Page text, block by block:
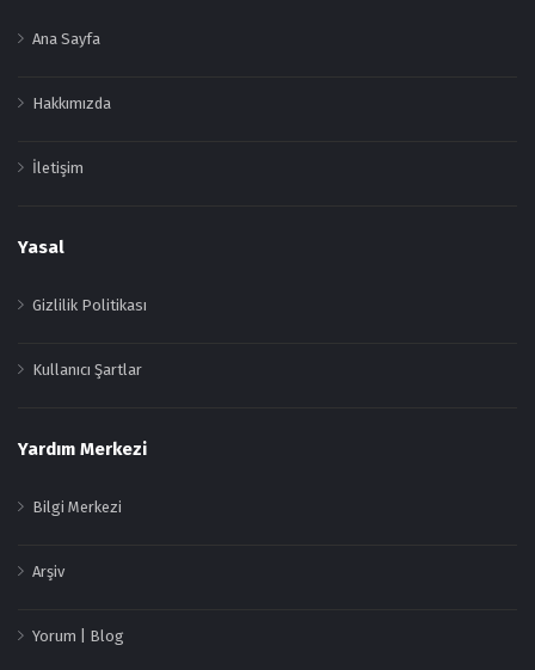
Ana Sayfa
Hakkımızda
İletişim
Yasal
Gizlilik Politikası
Kullanıcı Şartlar
Yardım Merkezi
Bilgi Merkezi
Arşiv
Yorum | Blog